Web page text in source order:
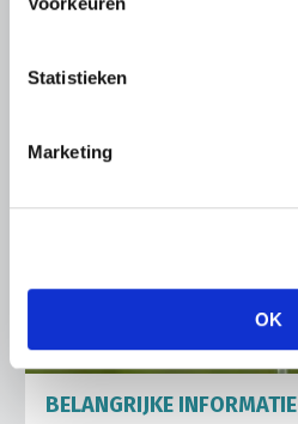
Statistieken
Marketing
OK
BELANGRIJKE INFORMATIE